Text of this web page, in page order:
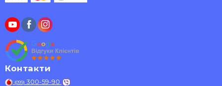
Контакти
(099) 300-59-90